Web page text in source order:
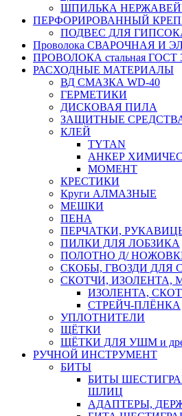
ШПИЛЬКА
ПЕРФОРИРОВАННЫЙ
ПОДВЕС ДЛЯ
Проволока СВАРОЧНАЯ И
ПРОВОЛОКА стальная ГОСТ
РАСХОДНЫЕ МАТЕРИАЛЫ
ВД СМАЗКА WD-40
ГЕРМЕТИКИ
ДИСКОВАЯ ПИЛА
ЗАЩИТНЫЕ
КЛЕЙ
TYTAN
АНКЕР
МОМЕНТ
КРЕСТИКИ
Круги АЛМАЗНЫЕ
МЕШКИ
ПЕНА
ПЕРЧАТКИ,
ПИЛКИ ДЛЯ ЛОБЗИКА
ПОЛОТНО Д/
СКОБЫ, ГВОЗДИ ДЛЯ
СКОТЧИ, ИЗОЛЕНТА,
ИЗОЛЕНТА,
СТРЕЙЧ-ПЛЁНКА
УПЛОТНИТЕЛИ
ЩЁТКИ
ЩЁТКИ ДЛЯ УШМ и
РУЧНОЙ ИНСТРУМЕНТ
БИТЫ
БИТЫ
ШЛИЦ
АДАПТЕРЫ,